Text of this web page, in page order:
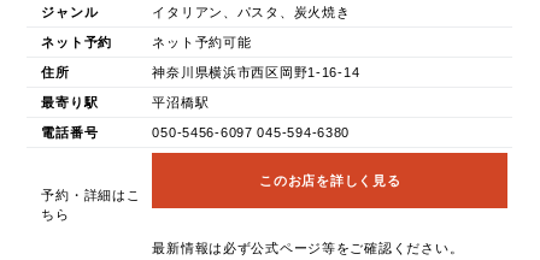
ジャンル イタリアン、パスタ、炭火焼き
ネット予約 ネット予約可能
住所 神奈川県横浜市西区岡野1-16-14
最寄り駅 平沼橋駅
電話番号 050-5456-6097 045-594-6380
予約・詳細はこ
ちら
このお店を詳しく見る
最新情報は必ず公式ページ等をご確認ください。